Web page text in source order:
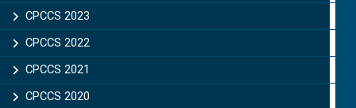
CPCCS 2023
CPCCS 2022
CPCCS 2021
CPCCS 2020